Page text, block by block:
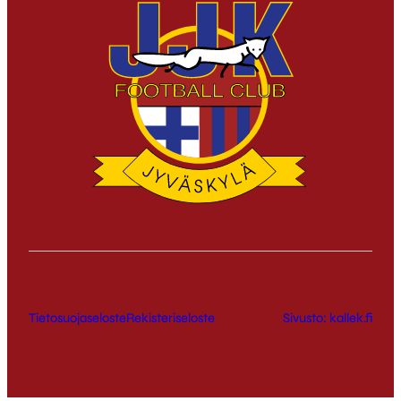
TietosuojaselosteRekisteriseloste Sivusto: kallek.fi